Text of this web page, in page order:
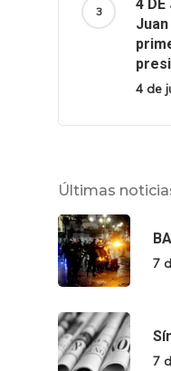
4 DE
4 de
Últimas
7
7